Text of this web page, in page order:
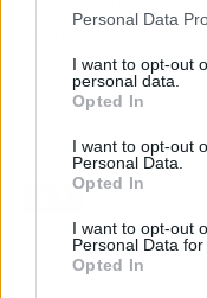
Personal Data
I want to opt-out
personal data.
Opted In
I want to opt-out
Personal Data.
Opted In
I want to opt-out
Personal Data for
Opted In
Artículo anterior
de Carlos Sainz
poner fin a Ferrari